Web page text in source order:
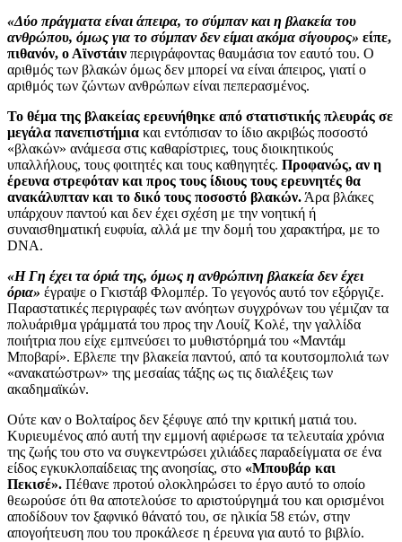
«Δύο πράγματα είναι άπειρα, το σύμπαν και η βλακεία του
ανθρώπου, όμως για το σύμπαν δεν είμαι ακόμα σίγουρος» είπε,
πιθανόν, ο Αϊνστάιν περιγράφοντας θαυμάσια τον εαυτό του. Ο
αριθμός των βλακών όμως δεν μπορεί να είναι άπειρος, γιατί ο
αριθμός των ζώντων ανθρώπων είναι πεπερασμένος.
Το θέμα της βλακείας ερευνήθηκε από στατιστικής πλευράς σε
μεγάλα πανεπιστήμια και εντόπισαν το ίδιο ακριβώς ποσοστό
«βλακών» ανάμεσα στις καθαρίστριες, τους διοικητικούς
υπαλλήλους, τους φοιτητές και τους καθηγητές. Προφανώς, αν η
έρευνα στρεφόταν και προς τους ίδιους τους ερευνητές θα
ανακάλυπταν και το δικό τους ποσοστό βλακών. Άρα βλάκες
υπάρχουν παντού και δεν έχει σχέση με την νοητική ή
συναισθηματική ευφυία, αλλά με την δομή του χαρακτήρα, με το
DNA.
«Η Γη έχει τα όριά της, όμως η ανθρώπινη βλακεία δεν έχει
όρια» έγραψε ο Γκιστάβ Φλομπέρ. Το γεγονός αυτό τον εξόργιζε.
Παραστατικές περιγραφές των ανόητων συγχρόνων του γέμιζαν τα
πολυάριθμα γράμματά του προς την Λουίζ Κολέ, την γαλλίδα
ποιήτρια που είχε εμπνεύσει το μυθιστόρημά του «Μαντάμ
Μποβαρί». Εβλεπε την βλακεία παντού, από τα κουτσομπολιά των
«ανακατώστρων» της μεσαίας τάξης ως τις διαλέξεις των
ακαδημαϊκών.
Ούτε καν ο Βολταίρος δεν ξέφυγε από την κριτική ματιά του.
Κυριευμένος από αυτή την εμμονή αφιέρωσε τα τελευταία χρόνια
της ζωής του στο να συγκεντρώσει χιλιάδες παραδείγματα σε ένα
είδος εγκυκλοπαίδειας της ανοησίας, στο «Μπουβάρ και
Πεκισέ». Πέθανε προτού ολοκληρώσει το έργο αυτό το οποίο
θεωρούσε ότι θα αποτελούσε το αριστούργημά του και ορισμένοι
αποδίδουν τον ξαφνικό θάνατό του, σε ηλικία 58 ετών, στην
απογοήτευση που του προκάλεσε η έρευνα για αυτό το βιβλίο.